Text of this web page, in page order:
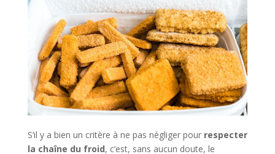
S’il y a bien un critère à ne pas négliger pour respecter
la chaîne du froid, c’est, sans aucun doute, le